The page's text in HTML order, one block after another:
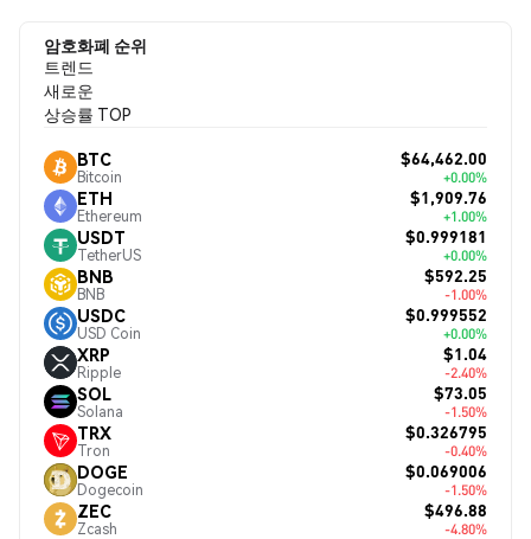
암호화폐 순위
트렌드
새로운
상승률 TOP
BTC
Bitcoin
$64,462.00
+0.00%
ETH
Ethereum
$1,909.76
+1.00%
USDT
TetherUS
$0.999181
+0.00%
BNB
BNB
$592.25
-1.00%
USDC
USD Coin
$0.999552
+0.00%
XRP
Ripple
$1.04
-2.40%
SOL
Solana
$73.05
-1.50%
TRX
Tron
$0.326795
-0.40%
DOGE
Dogecoin
$0.069006
-1.50%
ZEC
Zcash
$496.88
-4.80%